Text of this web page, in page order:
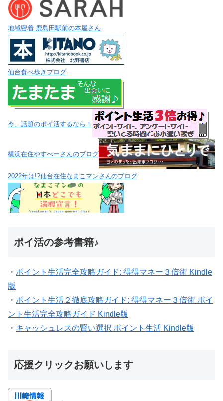
地域密着 鹿島田駅前の本屋さん
仙台食べ歩きブログ
今、話題のポイ活するなら！
横浜在住やすべーさんのブログ
2022年は!?仙台在住なまこマンさんのブログ
ポイ活の参考書籍♪
・ ポイント生活完全攻略ガイド: 得得マネー３倍術 Kindle
版
・ ポイント生活２徹底攻略ガイド: 得得マネー３倍術 ポイ
ント生活完全攻略ガイド Kindle版
・ キャッシュレスの賢い選択 ポイント生活 Kindle版
応援クリックお願いします